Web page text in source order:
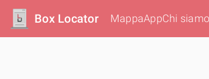
Box Locator MappaAppChi siamo